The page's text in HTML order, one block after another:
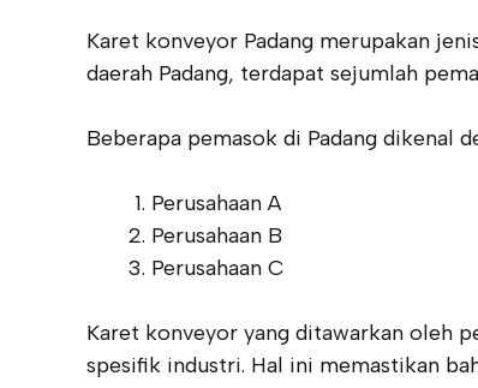
Karet konveyor Padang merupakan
daerah Padang, terdapat sejumlah
Beberapa pemasok di Padang dikenal
Perusahaan A
Perusahaan B
Perusahaan C
Karet konveyor yang ditawarkan oleh
spesifik industri. Hal ini memastikan